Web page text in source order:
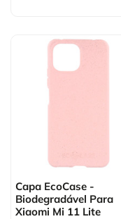
Capa EcoCase -
Biodegradável Para
Xiaomi Mi 11 Lite